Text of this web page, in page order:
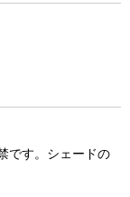
です。シェードの